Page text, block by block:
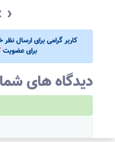
›
کاربر گرامی برای ارسال
برای عضویت
دیدگاه های شما